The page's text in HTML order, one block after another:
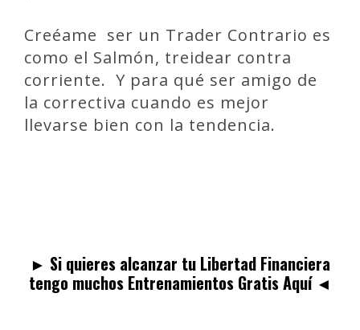
Creéame ser un Trader Contrario es
como el Salmón, treidear contra
corriente. Y para qué ser amigo de
la correctiva cuando es mejor
llevarse bien con la tendencia.
► Si quieres alcanzar tu Libertad Financiera
tengo muchos Entrenamientos Gratis Aquí◄